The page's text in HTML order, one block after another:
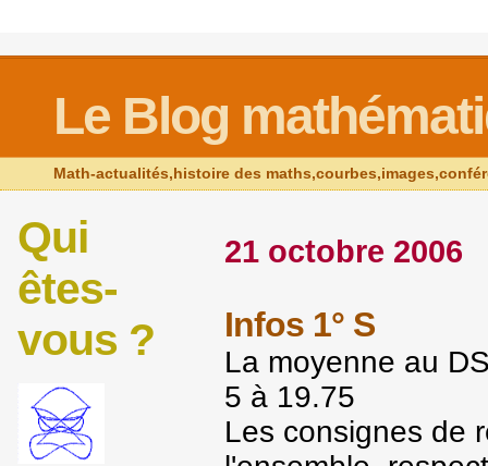
Le Blog
Math-actualités,histoire des
21 octobre 2006
Infos 1° S
La moyenne au
5 à 19.75
Les consignes de
Qui
êtes-
vous ?